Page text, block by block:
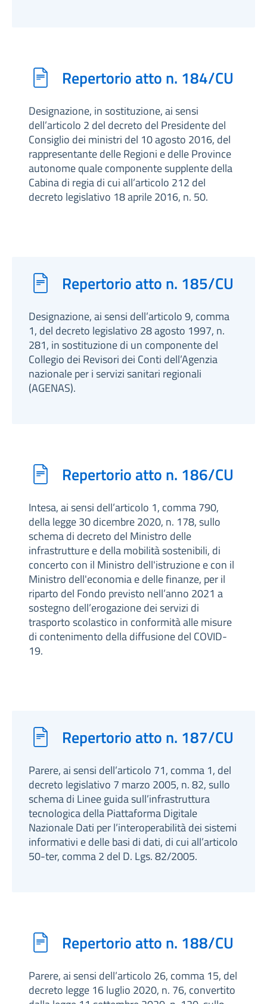
Repertorio atto n. 184/CU
Designazione, in sostituzione, ai sensi
dell’articolo 2 del decreto del Presidente del
Consiglio dei ministri del 10 agosto 2016, del
rappresentante delle Regioni e delle Province
autonome quale componente supplente della
Cabina di regia di cui all’articolo 212 del
decreto legislativo 18 aprile 2016, n. 50.
Repertorio atto n. 185/CU
Designazione, ai sensi dell’articolo 9, comma
1, del decreto legislativo 28 agosto 1997, n.
281, in sostituzione di un componente del
Collegio dei Revisori dei Conti dell’Agenzia
nazionale per i servizi sanitari regionali
(AGENAS).
Repertorio atto n. 186/CU
Intesa, ai sensi dell’articolo 1, comma 790,
della legge 30 dicembre 2020, n. 178, sullo
schema di decreto del Ministro delle
infrastrutture e della mobilità sostenibili, di
concerto con il Ministro dell'istruzione e con il
Ministro dell'economia e delle finanze, per il
riparto del Fondo previsto nell’anno 2021 a
sostegno dell’erogazione dei servizi di
trasporto scolastico in conformità alle misure
di contenimento della diffusione del COVID-
19.
Repertorio atto n. 187/CU
Parere, ai sensi dell’articolo 71, comma 1, del
decreto legislativo 7 marzo 2005, n. 82, sullo
schema di Linee guida sull’infrastruttura
tecnologica della Piattaforma Digitale
Nazionale Dati per l’interoperabilità dei sistemi
informativi e delle basi di dati, di cui all’articolo
50-ter, comma 2 del D. Lgs. 82/2005.
Repertorio atto n. 188/CU
Parere, ai sensi dell’articolo 26, comma 15, del
decreto legge 16 luglio 2020, n. 76, convertito